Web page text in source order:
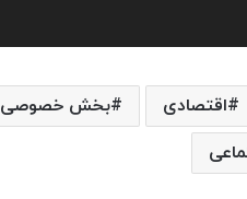
اقتصادی بخش خصوصی